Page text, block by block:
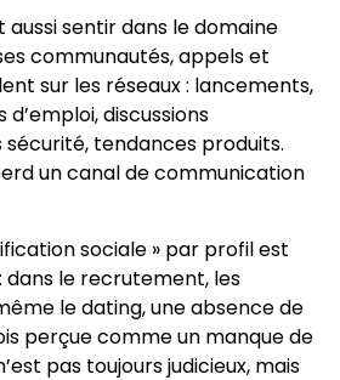
sentir dans le domaine
communautés, appels et
sur les réseaux : lancements,
discussions
tendances produits.
un canal de communication
sociale » par profil est
dans le recrutement, les
le dating, une absence de
perçue comme un manque de
pas toujours judicieux, mais